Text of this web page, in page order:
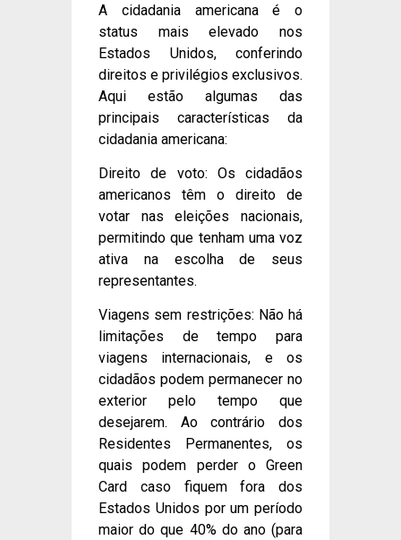
A cidadania americana é o
status mais elevado nos
Estados Unidos, conferindo
direitos e privilégios exclusivos.
Aqui estão algumas das
principais características da
cidadania americana:
Direito de voto: Os cidadãos
americanos têm o direito de
votar nas eleições nacionais,
permitindo que tenham uma voz
ativa na escolha de seus
representantes.
Viagens sem restrições: Não há
limitações de tempo para
viagens internacionais, e os
cidadãos podem permanecer no
exterior pelo tempo que
desejarem. Ao contrário dos
Residentes Permanentes, os
quais podem perder o Green
Card caso fiquem fora dos
Estados Unidos por um período
maior do que 40% do ano (para